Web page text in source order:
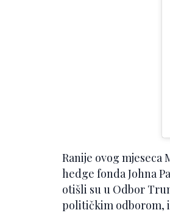
Ranije ovog
hedge fonda Johna
otišli su u Odbor
političkim odborom,